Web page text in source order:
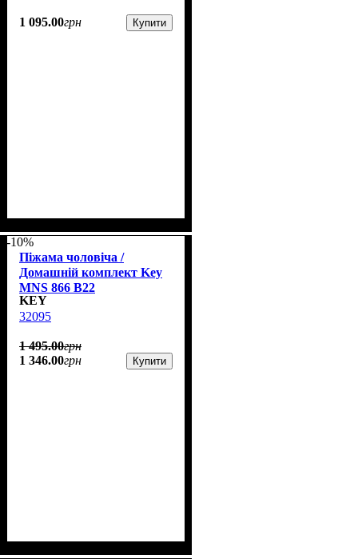
1 095.00грн Купити
-10%
Піжама чоловіча /
Домашній комплект Key
MNS 866 B22
KEY
32095
1 495.00грн
1 346.00грн Купити